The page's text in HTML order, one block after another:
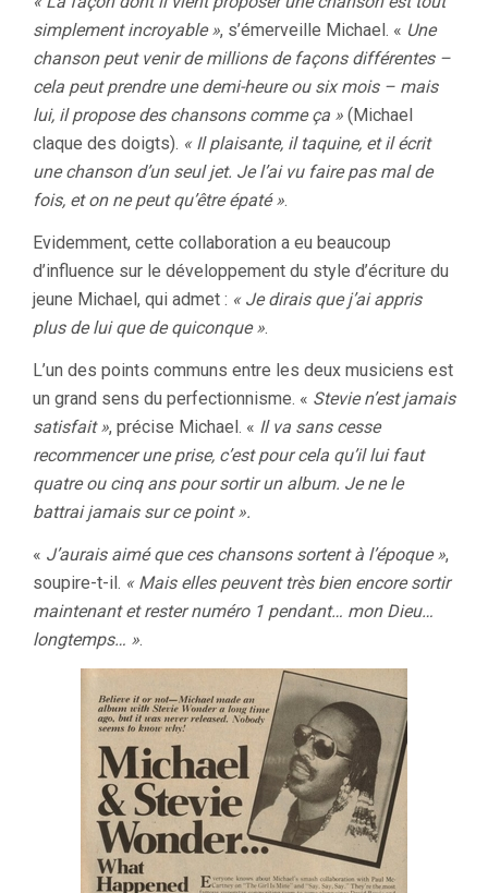
simplement incroyable », s’émerveille Michael. « Une
chanson peut venir de millions de façons différentes –
cela peut prendre une demi-heure ou six mois – mais
lui, il propose des chansons comme ça » (Michael
claque des doigts). « Il plaisante, il taquine, et il écrit
une chanson d’un seul jet. Je l’ai vu faire pas mal de
fois, et on ne peut qu’être épaté ».
Evidemment, cette collaboration a eu beaucoup
d’influence sur le développement du style d’écriture du
jeune Michael, qui admet : « Je dirais que j’ai appris
plus de lui que de quiconque ».
L’un des points communs entre les deux musiciens est
un grand sens du perfectionnisme. « Stevie n’est jamais
satisfait », précise Michael. « Il va sans cesse
recommencer une prise, c’est pour cela qu’il lui faut
quatre ou cinq ans pour sortir un album. Je ne le
battrai jamais sur ce point ».
« J’aurais aimé que ces chansons sortent à l’époque »,
soupire-t-il. « Mais elles peuvent très bien encore sortir
maintenant et rester numéro 1 pendant… mon Dieu…
longtemps… ».